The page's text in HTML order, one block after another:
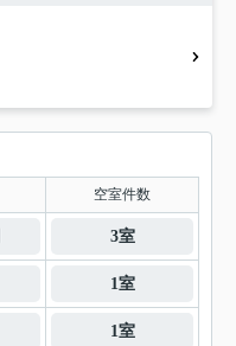
空室件数
3室
1室
1室